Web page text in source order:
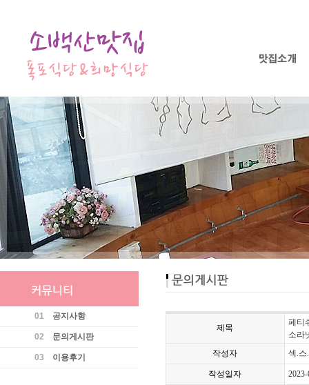
01 공지사항
02 문의게시판
03 이용후기
제목
페티
소라
작성자
섹.스
작성일자